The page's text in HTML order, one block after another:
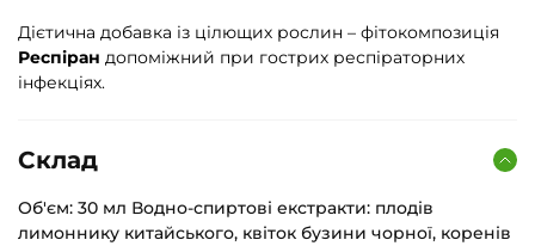
Дієтична добавка із цілющих рослин – фітокомпозиція
Респіран допоміжний при гострих респіраторних
інфекціях.
Склад
Об'єм: 30 мл Водно-спиртові екстракти: плодів
лимоннику китайського, квіток бузини чорної, коренів